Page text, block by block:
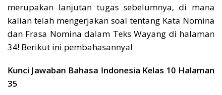
merupakan lanjutan tugas sebelumnya, di mana
kalian telah mengerjakan soal tentang Kata Nomina
dan Frasa Nomina dalam Teks Wayang di halaman
34! Berikut ini pembahasannya!
Kunci Jawaban Bahasa Indonesia Kelas 10 Halaman
35